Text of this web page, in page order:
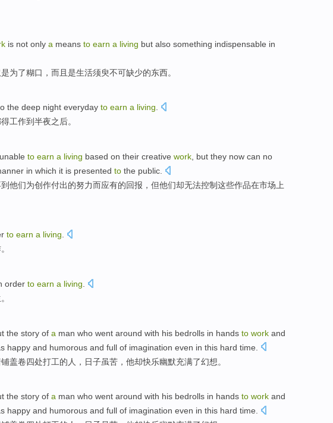
is not only a means to earn a living but also something indispensable in
是为了糊口 ， 而且是生活须臾不可缺少的东西。
the deep night everyday to earn a living.
得工作到半夜之后。
unable to earn a living based on their creative work but they now can no
in which it is presented to the public.
他们为创作付出的努力而应有的回报， 但他们却无法控制这些作品在市场上
to earn a living
。
order to earn a living
。
the story of a man who went around with his bedrolls in hands to work and
happy and humorous and full of imagination even in this hard time.
铺盖卷四处打工的 人 ，日子虽苦 ， 他却快乐幽默充满了幻想。
the story of a man who went around with his bedrolls in hands to work and
happy and humorous and full of imagination even in this hard time.